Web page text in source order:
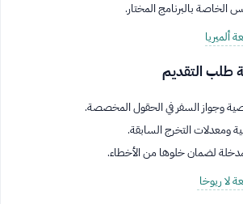
الخاصة بالبرنامج المختار.
ألميريا
طلب التقديم
وجواز السفر في الحقول المخصصة.
ومعدلات التخرج السابقة.
لضمان خلوها من الأخطاء.
لا ريوخا